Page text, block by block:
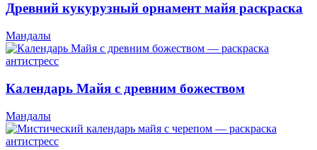
Древний кукурузный орнамент майя раскраска
Мандалы
Календарь Майя с древним божеством
Мандалы